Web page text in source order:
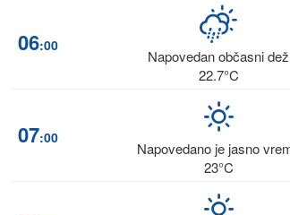
06:00
Napovedan občasni dež
22.7°C
07:00
Napovedano je jasno
23°C